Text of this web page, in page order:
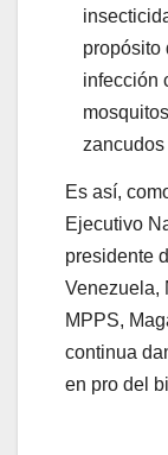
propósito
infección
zancudos
Es así,
Ejecutivo
presidente
Venezuela,
MPPS,
continua
en pro del